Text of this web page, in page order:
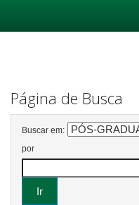
Página de Busca
Buscar em:
por